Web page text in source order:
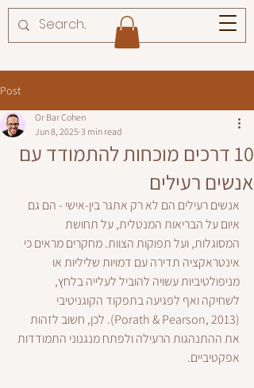
Post
10 דרכים מוכחות להתמודד עם
אנשים רעילים
Or Bar Cohen
Jun 8, 2025 3 min read
אנשים רעילים הם לא רק אתגר בין-אישי - הם גם
איום על הבריאות המנטלית, על תחושת
המסוגלות, ועל תפוקות הצוות. מחקרים מראים כי
אינטראקציה תדירה עם דמויות שליליות או
מניפולטיביות עשויה להוביל לעלייה בלחץ,
לשחיקה ואף לפגיעה בתפקוד הקוגניטיבי
(Porath & Pearson, 2013). לכן, חשוב לזהות
את ההתנהגות הרעילה ולפתח מנגנוני התמודדות
אפקטיביים.